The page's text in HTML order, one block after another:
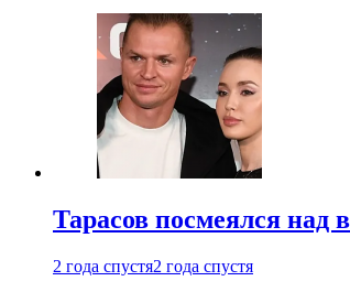
Тарасов посмеялся
2 года спустя2 года спустя